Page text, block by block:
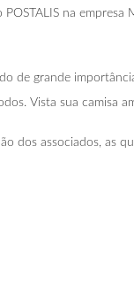
na
de grande
Vista sua camisa
dos associados, as